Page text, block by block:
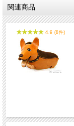
体的かつユニークなデザ
級感があり、贈り物にも
関連商品
4.9 (8件)